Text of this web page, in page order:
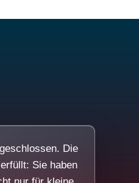
Die
Sie haben